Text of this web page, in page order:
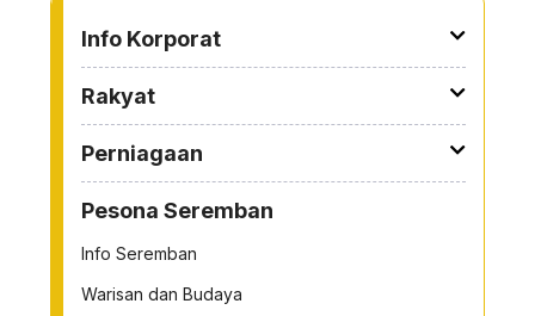
Info Korporat
Rakyat
Perniagaan
Pesona Seremban
Info Seremban
Warisan dan Budaya